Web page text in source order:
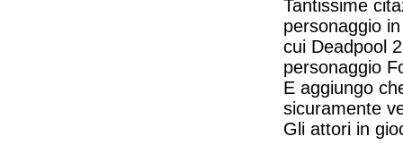
Tantissime
personaggio
cui Deadpool
personaggio
E aggiungo
sicuramente
Gli attori in